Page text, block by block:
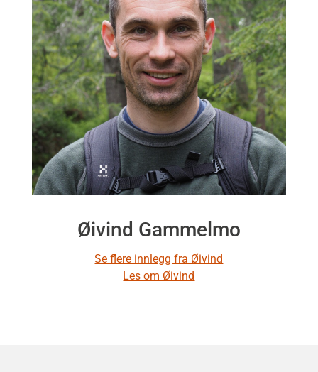
Øivind Gammelmo
Se flere innlegg fra Øivind
Les om Øivind